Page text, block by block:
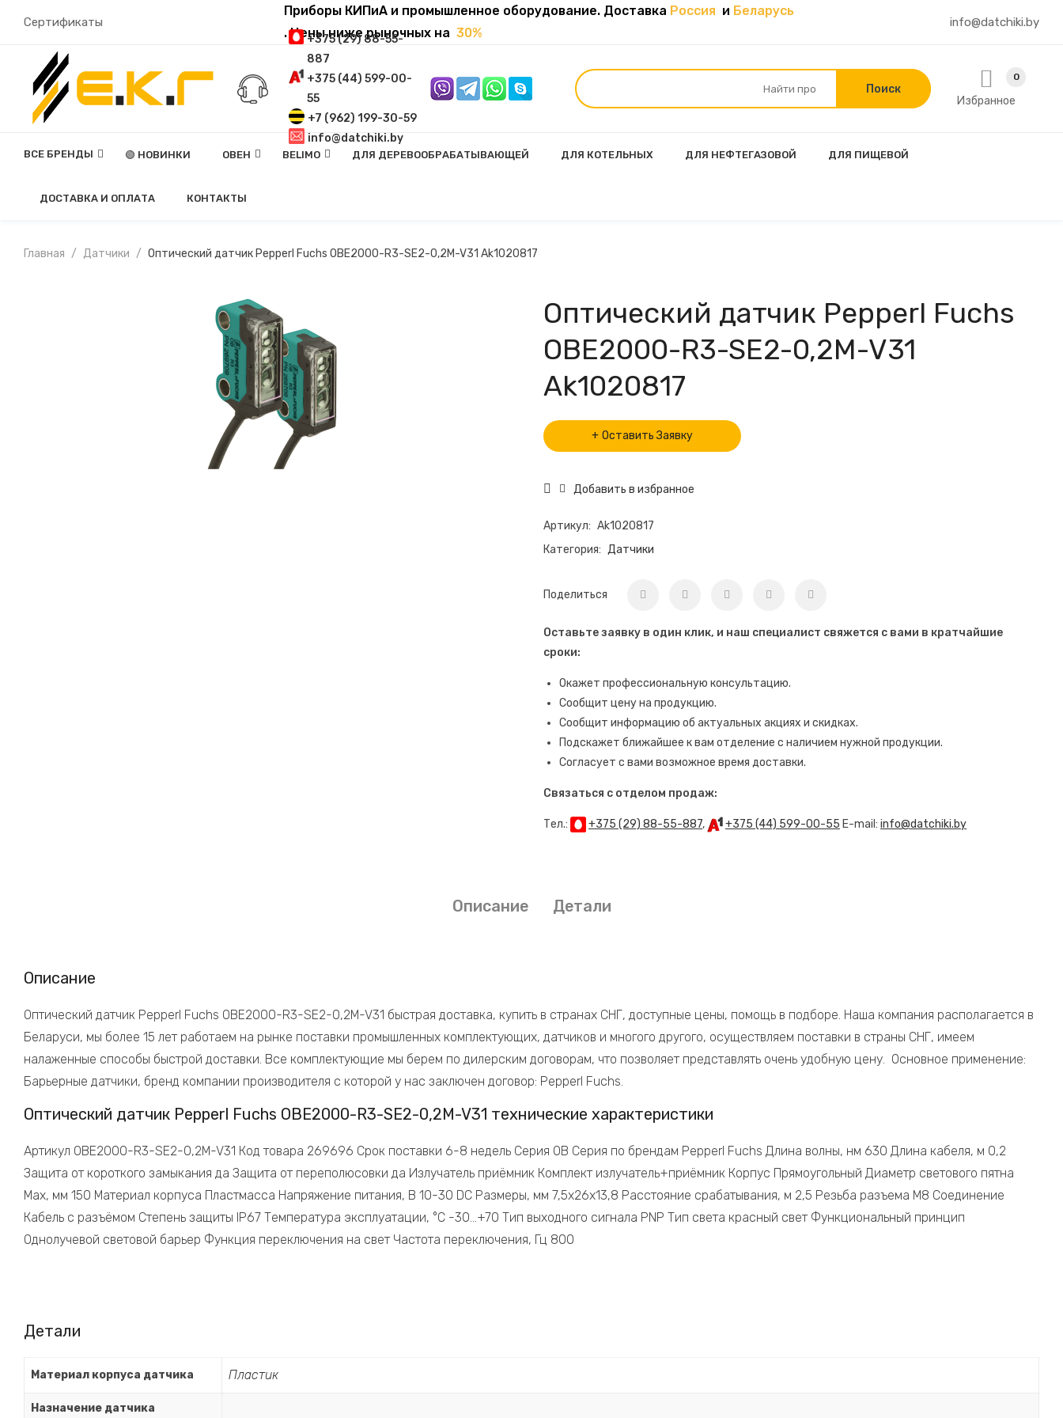
Сертификаты
Приборы КИПиА и промышленное оборудование. Доставка Россия и Беларусь
. Цены ниже рыночных на 30%
info@datchiki.by
+375 (29) 88-55-
887
+375 (44) 599-00-
55
+7 (962) 199-30-59
info@datchiki.by
0
Избранное
ВСЕ БРЕНДЫ 🟢 НОВИНКИ ОВЕН BELIMO ДЛЯ ДЕРЕВООБРАБАТЫВАЮЩЕЙ ДЛЯ КОТЕЛЬНЫХ ДЛЯ НЕФТЕГАЗОВОЙ ДЛЯ ПИЩЕВОЙ
ДОСТАВКА И ОПЛАТА КОНТАКТЫ
Главная Датчики Оптический датчик Pepperl Fuchs OBE2000-R3-SE2-0,2M-V31 Ak1020817
Оптический датчик Pepperl Fuchs
OBE2000-R3-SE2-0,2M-V31
Ak1020817
Оставить Заявку
Добавить в избранное
Артикул: Ak1020817
Категория: Датчики
Поделиться
Оставьте заявку в один клик, и наш специалист свяжется с вами в кратчайшие
сроки:
Окажет профессиональную консультацию.
Сообщит цену на продукцию.
Сообщит информацию об актуальных акциях и скидках.
Подскажет ближайшее к вам отделение с наличием нужной продукции.
Согласует с вами возможное время доставки.
Связаться с отделом продаж:
Тел.: +375 (29) 88-55-887, +375 (44) 599-00-55 E-mail: info@datchiki.by
Описание Детали
Описание
Оптический датчик Pepperl Fuchs OBE2000-R3-SE2-0,2M-V31 быстрая доставка, купить в странах СНГ, доступные цены, помощь в подборе. Наша компания располагается в
Беларуси, мы более 15 лет работаем на рынке поставки промышленных комплектующих, датчиков и многого другого, осуществляем поставки в страны СНГ, имеем
налаженные способы быстрой доставки. Все комплектующие мы берем по дилерским договорам, что позволяет представлять очень удобную цену. Основное применение:
Барьерные датчики, бренд компании производителя с которой у нас заключен договор: Pepperl Fuchs.
Оптический датчик Pepperl Fuchs OBE2000-R3-SE2-0,2M-V31 технические характеристики
Артикул OBE2000-R3-SE2-0,2M-V31 Код товара 269696 Срок поставки 6-8 недель Серия OB Серия по брендам Pepperl Fuchs Длина волны, нм 630 Длина кабеля, м 0,2
Защита от короткого замыкания да Защита от переполюсовки да Излучатель приёмник Комплект излучатель+приёмник Корпус Прямоугольный Диаметр светового пятна
Max, мм 150 Материал корпуса Пластмасса Напряжение питания, В 10-30 DC Размеры, мм 7,5x26x13,8 Расстояние срабатывания, м 2,5 Резьба разъема M8 Соединение
Кабель с разъёмом Степень защиты IP67 Температура эксплуатации, °C -30…+70 Тип выходного сигнала PNP Тип света красный свет Функциональный принцип
Однолучевой световой барьер Функция переключения на свет Частота переключения, Гц 800
Детали
Материал корпуса датчика Пластик
Назначение датчика